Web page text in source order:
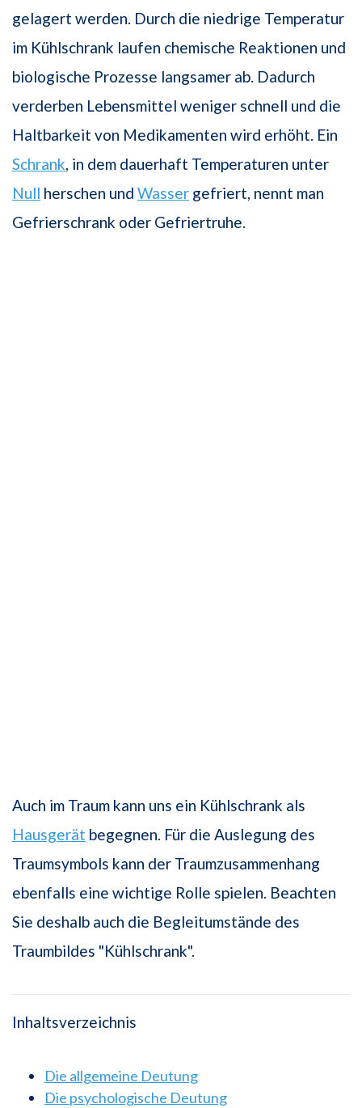
gelagert werden. Durch die niedrige Temperatur
im Kühlschrank laufen chemische Reaktionen und
biologische Prozesse langsamer ab. Dadurch
verderben Lebensmittel weniger schnell und die
Haltbarkeit von Medikamenten wird erhöht. Ein
Schrank, in dem dauerhaft Temperaturen unter
Null herschen und Wasser gefriert, nennt man
Gefrierschrank oder Gefriertruhe.
Auch im Traum kann uns ein Kühlschrank als
Hausgerät begegnen. Für die Auslegung des
Traumsymbols kann der Traumzusammenhang
ebenfalls eine wichtige Rolle spielen. Beachten
Sie deshalb auch die Begleitumstände des
Traumbildes "Kühlschrank".
Inhaltsverzeichnis
Die allgemeine Deutung
Die psychologische Deutung